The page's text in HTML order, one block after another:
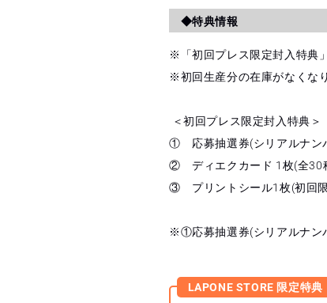
◆特典情報
※「初回プレス限定封入特典
※初回生産分の在庫がなくな
＜初回プレス限定封入特典＞
① 応募抽選券(シリアルナン
② ディエクカード 1枚(全30
③ プリントシール1枚(初回限
※①応募抽選券(シリアルナン
LAPONE STORE 限定特典